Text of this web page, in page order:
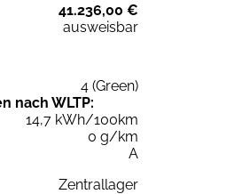
41.236,00 €
ausweisbar
4 (Green)
nach WLTP:
14,7 kWh/100km
0 g/km
A
Zentrallager